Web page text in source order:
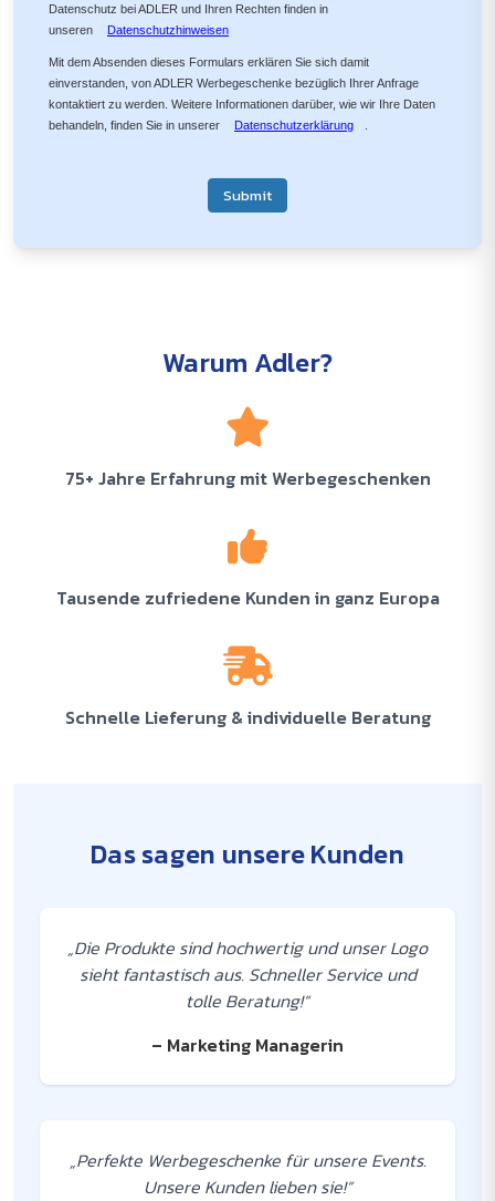
Datenschutz bei ADLER und Ihren Rechten finden in
unseren
Datenschutzhinweisen
Mit dem Absenden dieses Formulars erklären Sie sich damit
einverstanden, von ADLER Werbegeschenke bezüglich Ihrer Anfrage
kontaktiert zu werden. Weitere Informationen darüber, wie wir Ihre Daten
behandeln, finden Sie in unserer
Datenschutzerklärung
Submit
Warum Adler?
75+ Jahre Erfahrung mit Werbegeschenken
Tausende zufriedene Kunden in ganz Europa
Schnelle Lieferung & individuelle Beratung
Das sagen unsere Kunden
„Die Produkte sind hochwertig und unser Logo
sieht fantastisch aus. Schneller Service und
tolle Beratung!“
– Marketing Managerin
„Perfekte Werbegeschenke für unsere Events.
Unsere Kunden lieben sie!“